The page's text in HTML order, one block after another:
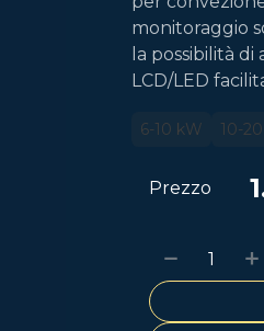
monitoraggio
la possibilità
LCD/LED
6-10 kW 10-
Prezzo